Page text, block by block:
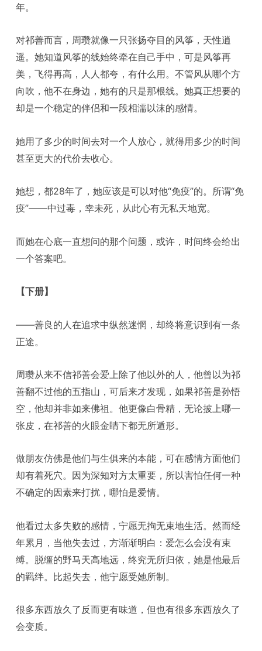
年。
对祁善而言，周瓒就像一只张扬夺目的风筝，天性逍
遥。她知道风筝的线始终牵在自己手中，可是风筝再
美，飞得再高，人人都夸，有什么用。不管风从哪个方
向吹，他不在身边，她有的只是那根线。她真正想要的
却是一个稳定的伴侣和一段相濡以沫的感情。
她用了多少的时间去对一个人放心，就得用多少的时间
甚至更大的代价去收心。
她想，都28年了，她应该是可以对他“免疫”的。所谓“免
疫”——中过毒，幸未死，从此心有无私天地宽。
而她在心底一直想问的那个问题，或许，时间终会给出
一个答案吧。
【下册】
——善良的人在追求中纵然迷惘，却终将意识到有一条
正途。
周瓒从来不信祁善会爱上除了他以外的人，他曾以为祁
善翻不过他的五指山，可后来才发现，如果祁善是孙悟
空，他却并非如来佛祖。他更像白骨精，无论披上哪一
张皮，在祁善的火眼金睛下都无所遁形。
做朋友仿佛是他们与生俱来的本能，可在感情方面他们
却有着死穴。因为深知对方太重要，所以害怕任何一种
不确定的因素来打扰，哪怕是爱情。
他看过太多失败的感情，宁愿无拘无束地生活。然而经
年累月，当他失去过，方渐渐明白：爱怎么会没有束
缚。脱缰的野马天高地远，终究无所归依，她是他最后
的羁绊。比起失去，他宁愿受她所制。
很多东西放久了反而更有味道，但也有很多东西放久了
会变质。